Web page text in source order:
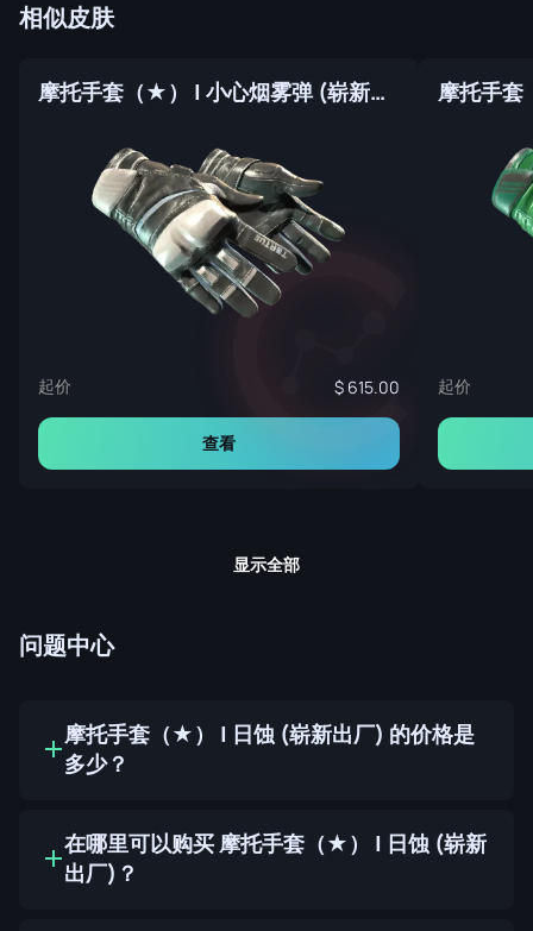
相似皮肤
摩托手套（★） | 小心烟雾弹 (崭新出厂)
起价 615.00
查看
摩托手
起价
显示全部
问题中心
摩托手套（★） | 日蚀 (崭新出厂) 的价格是
多少？
在哪里可以购买 摩托手套（★） | 日蚀 (崭新
出厂)？